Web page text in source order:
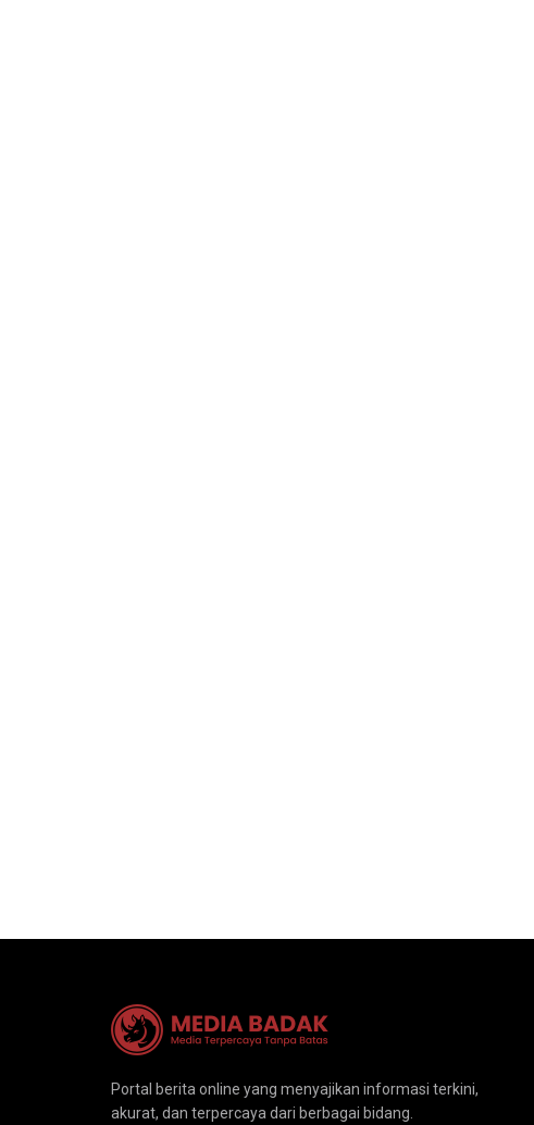
Portal berita online yang menyajikan informasi terkini,
akurat, dan terpercaya dari berbagai bidang.